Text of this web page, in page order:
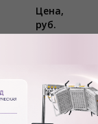
Цена,
руб.
4400